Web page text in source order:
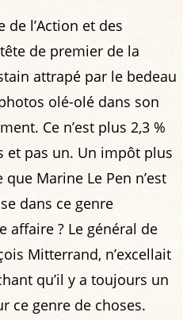
l’Action et des
de premier de la
attrapé par le bedeau
olé-olé dans son
Ce n’est plus 2,3 %
et pas un. Un impôt plus
que Marine Le Pen n’est
dans ce genre
affaire ? Le général de
Mitterrand, n’excellait
qu’il y a toujours un
ce genre de choses.